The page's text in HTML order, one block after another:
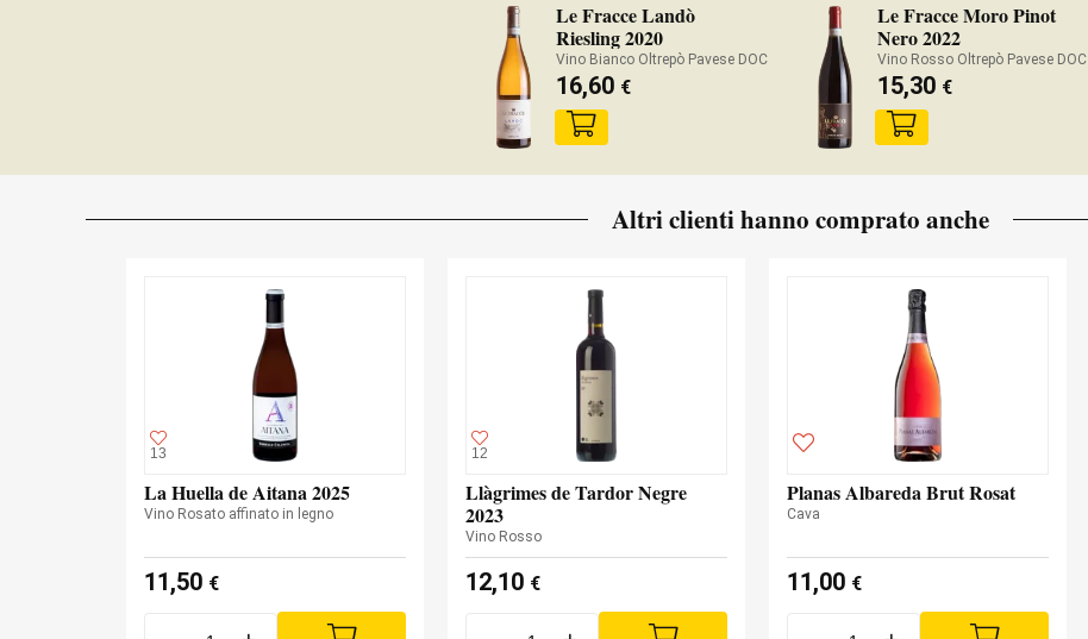
Le Fracce Landò
Riesling 2020
Vino Bianco Oltrepò Pavese DOC
16,60 €
Le Fracce Moro Pinot
Nero 2022
Vino Rosso Oltrepò Pavese DOC
15,30 €
Altri clienti hanno comprato anche
13
La Huella de Aitana 2025
Vino Rosato affinato in legno
11,50 €
12
Llàgrimes de Tardor Negre
2023
Vino Rosso
12,10 €
Planas Albareda Brut Rosat
Cava
11,00 €